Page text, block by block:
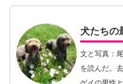
た話題と…
犬たちの
文と写真：
を読んだ。